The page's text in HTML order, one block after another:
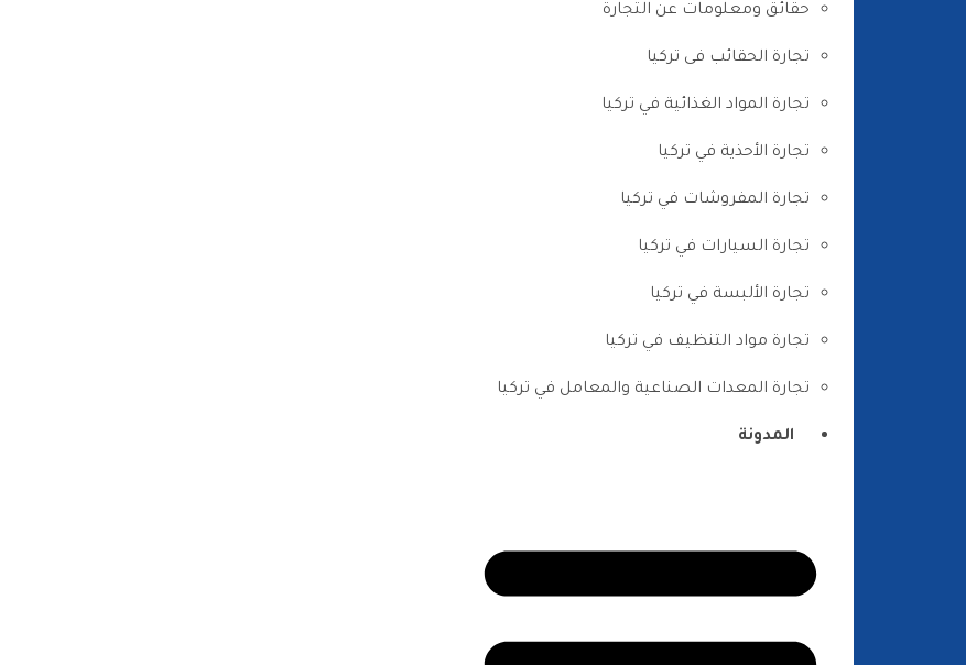
حقائق ومعلومات عن التجارة
تجارة الحقائب فى تركيا
تجارة المواد الغذائية في تركيا
تجارة الأحذية في تركيا
تجارة المفروشات في تركيا
تجارة السيارات في تركيا
تجارة الألبسة في تركيا
تجارة مواد التنظيف في تركيا
تجارة المعدات الصناعية والمعامل في تركيا
المدونة